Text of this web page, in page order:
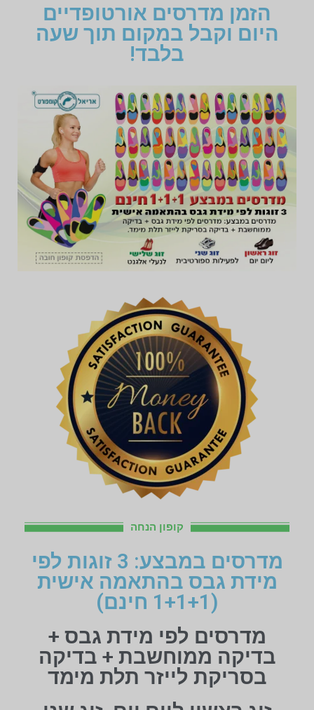
הזמן מדרסים אורטופדיים
היום וקבל במקום תוך שעה
בלבד!
קופון הנחה
מדרסים במבצע: 3 זוגות לפי
מידת גבס בהתאמה אישית
(1+1+1 חינם)
מדרסים לפי מידת גבס +
בדיקה ממוחשבת + בדיקה
בסריקת לייזר תלת מימד